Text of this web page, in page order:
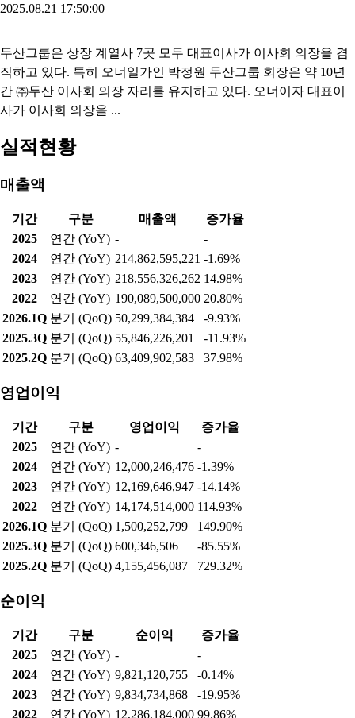
2025.08.21 17:50:00
두산그룹은 상장 계열사 7곳 모두 대표이사가 이사회 의장을 겸
직하고 있다. 특히 오너일가인 박정원 두산그룹 회장은 약 10년
간 ㈜두산 이사회 의장 자리를 유지하고 있다. 오너이자 대표이
사가 이사회 의장을 ...
실적현황
매출액
기간 구분 매출액
증가율
2025
연간 (YoY) -
-
2024
연간 (YoY) 214,862,595,221 -1.69%
2023
연간 (YoY) 218,556,326,262 14.98%
2022
연간 (YoY) 190,089,500,000 20.80%
2026.1Q 분기 (QoQ) 50,299,384,384
-9.93%
2025.3Q 분기 (QoQ) 55,846,226,201
-11.93%
2025.2Q 분기 (QoQ) 63,409,902,583 37.98%
영업이익
기간 구분 영업이익
증가율
2025
연간 (YoY) -
-
2024
연간 (YoY) 12,000,246,476 -1.39%
2023
연간 (YoY) 12,169,646,947 -14.14%
2022
연간 (YoY) 14,174,514,000 114.93%
2026.1Q 분기 (QoQ) 1,500,252,799
149.90%
2025.3Q 분기 (QoQ) 600,346,506
-85.55%
2025.2Q 분기 (QoQ) 4,155,456,087 729.32%
순이익
기간 구분 순이익
증가율
2025
연간 (YoY) -
-
2024
연간 (YoY) 9,821,120,755
-0.14%
2023
연간 (YoY) 9,834,734,868
-19.95%
2022
연간 (YoY) 12,286,184,000 99.86%